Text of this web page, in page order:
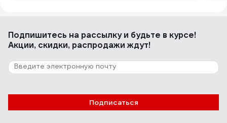
Подпишитесь на рассылкуи будьте в курсе!
Акции, скидки, распродажи ждут!
Подписаться